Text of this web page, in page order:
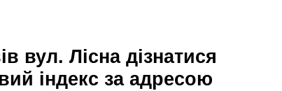
індекс за адресою